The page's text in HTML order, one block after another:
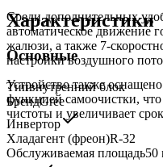
Среди дополнительных
автоматическое движение
жалюзи, а также 7-
настройки воздушного
Устройство также
функцией самоочистки,
чистоты и увеличивает
Характеристики
Основные
Типвнутренний блок
БрендGree
Инвертор
Хладагент (фреон)R-32
Обслуживаемая площадь50